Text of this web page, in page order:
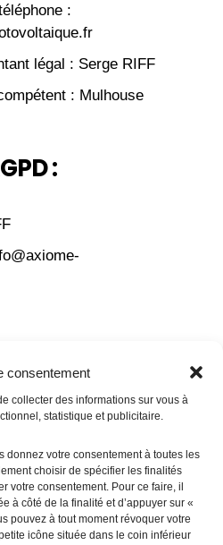
consentement
collecter des informations sur vous à
statistique et publicitaire.
donnez votre consentement à toutes les
choisir de spécifier les finalités
votre consentement. Pour ce faire, il
à côté de la finalité et d’appuyer sur «
pouvez à tout moment révoquer votre
icône située dans le coin inférieur
:
légal : Serge RIFF
: Mulhouse
:
: OVH
: 424 761 419
: 2 rue